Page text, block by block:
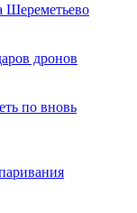
Шереметьево
дронов
по вновь